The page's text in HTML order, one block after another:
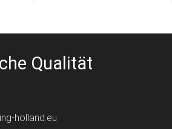
Qualität
holland.eu